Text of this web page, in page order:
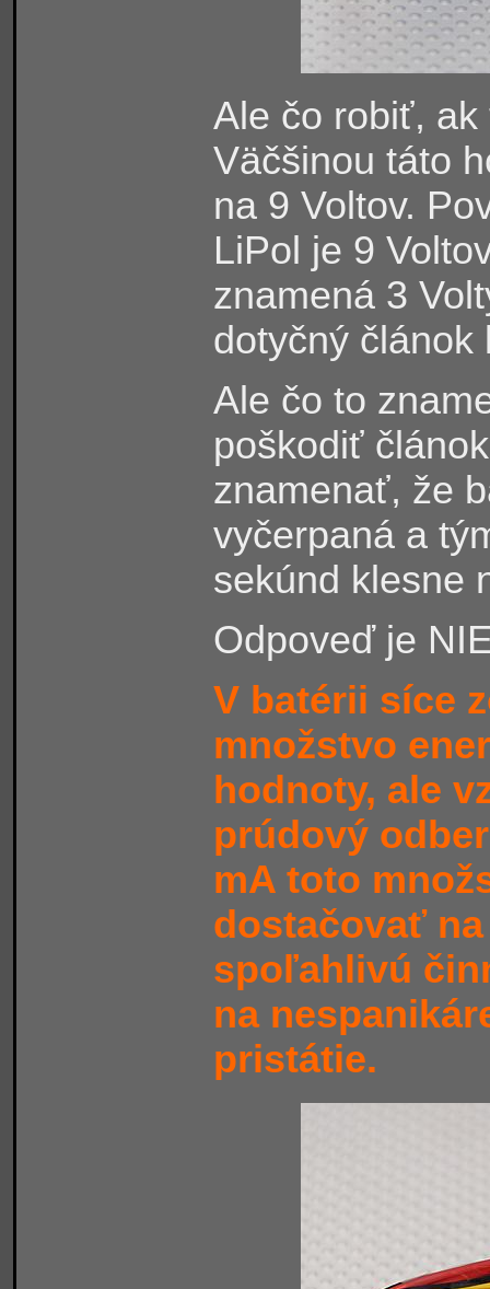
Ale čo robiť, ak
Väčšinou táto
na 9 Voltov.
LiPol je 9
znamená 3
dotyčný článok
Ale čo to
poškodiť
znamenať, že
vyčerpaná a
sekúnd klesne
Odpoveď je
V batérii síce
množstvo
hodnoty, ale
prúdový
mA toto
dostačovať
spoľahlivú
na
pristátie.